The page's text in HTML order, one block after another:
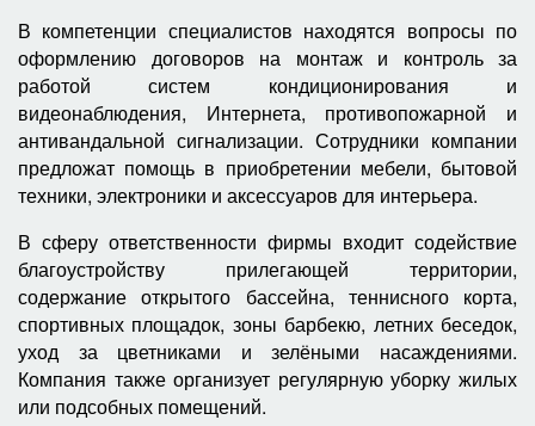
В компетенции специалистов находятся вопросы по
оформлению договоров на монтаж и контроль за
работой систем кондиционирования и
видеонаблюдения, Интернета, противопожарной и
антивандальной сигнализации. Сотрудники компании
предложат помощь в приобретении мебели, бытовой
техники, электроники и аксессуаров для интерьера.
В сферу ответственности фирмы входит содействие
благоустройству прилегающей территории,
содержание открытого бассейна, теннисного корта,
спортивных площадок, зоны барбекю, летних беседок,
уход за цветниками и зелёными насаждениями.
Компания также организует регулярную уборку жилых
или подсобных помещений.